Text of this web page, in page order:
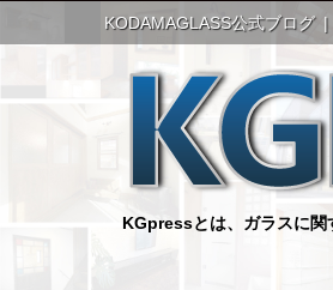
KODAMAGLASS公式ブログ
KGpressとは、ガラスに関